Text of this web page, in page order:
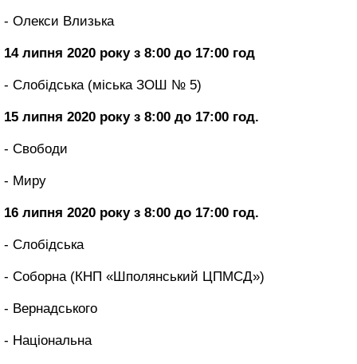
- Олекси Влизька
14 липня 2020 року з 8:00 до 17:00 год
- Слобідська (міська ЗОШ № 5)
15 липня 2020 року з 8:00 до 17:00 год.
- Свободи
- Миру
16 липня 2020 року з 8:00 до 17:00 год.
- Слобідська
- Соборна (КНП «Шполянський ЦПМСД»)
- Вернадського
- Національна